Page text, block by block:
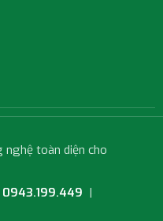
nghệ toàn diện cho
0943.199.449 |